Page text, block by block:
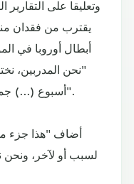
وتعليقا على
يقترب من فقدان
أبطال أوروبا في
"نحن المدربين،
أسبوع (...) جميعنا نوضع تحت الاختبار بشكل دائم".
أضاف "هذا جزء
لسبب أو لآخر، ونحن